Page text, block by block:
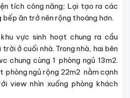
tích công năng; Lại tạo ra các
ăn trở nên rộng thoáng hơn.
vực sinh hoạt chung ra cầu
ở cuối nhà. Trong nhà, hai bên
chung cùng 1 phòng ngủ 13m2.
phòng ngủ rộng 22m2 nằm cạnh
view nhìn xuống phòng khách